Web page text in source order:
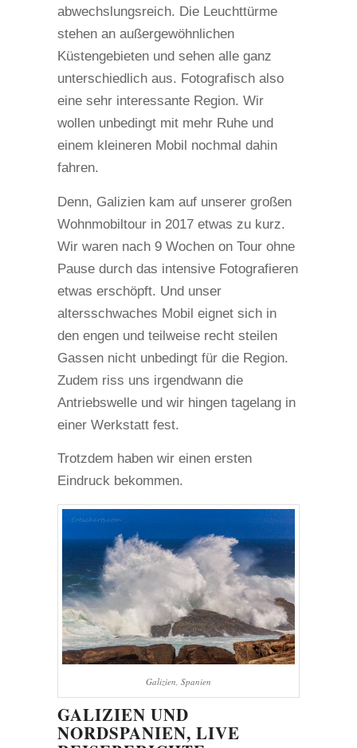
abwechslungsreich. Die Leuchttürme
stehen an außergewöhnlichen
Küstengebieten und sehen alle ganz
unterschiedlich aus. Fotografisch also
eine sehr interessante Region. Wir
wollen unbedingt mit mehr Ruhe und
einem kleineren Mobil nochmal dahin
fahren.
Denn, Galizien kam auf unserer großen
Wohnmobiltour in 2017 etwas zu kurz.
Wir waren nach 9 Wochen on Tour ohne
Pause durch das intensive Fotografieren
etwas erschöpft. Und unser
altersschwaches Mobil eignet sich in
den engen und teilweise recht steilen
Gassen nicht unbedingt für die Region.
Zudem riss uns irgendwann die
Antriebswelle und wir hingen tagelang in
einer Werkstatt fest.
Trotzdem haben wir einen ersten
Eindruck bekommen.
Galizien, Spanien
GALIZIEN UND
NORDSPANIEN, LIVE